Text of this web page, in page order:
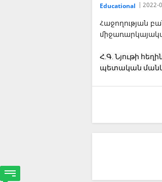
Educational 2022-
Հաջողության
Հ.Գ. Նյութի
պետական